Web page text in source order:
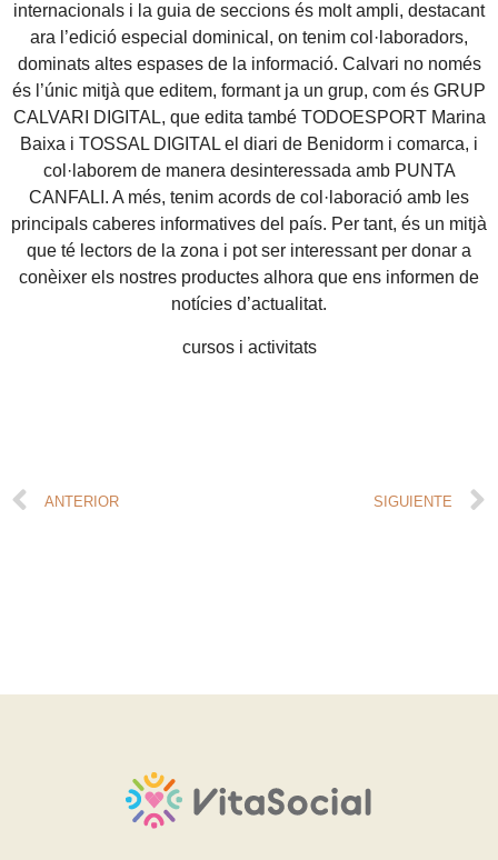
internacionals i la guia de seccions és molt ampli, destacant
ara l’edició especial dominical, on tenim col·laboradors,
dominats altes espases de la informació. Calvari no només
és l’únic mitjà que editem, formant ja un grup, com és GRUP
CALVARI DIGITAL, que edita també TODOESPORT Marina
Baixa i TOSSAL DIGITAL el diari de Benidorm i comarca, i
col·laborem de manera desinteressada amb PUNTA
CANFALI. A més, tenim acords de col·laboració amb les
principals caberes informatives del país. Per tant, és un mitjà
que té lectors de la zona i pot ser interessant per donar a
conèixer els nostres productes alhora que ens informen de
notícies d’actualitat.
cursos i activitats
ANTERIOR SIGUIENTE